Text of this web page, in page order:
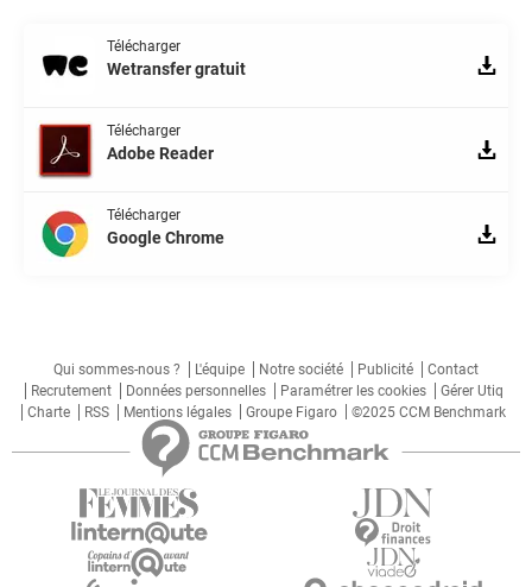
Télécharger
Wetransfer gratuit
Télécharger
Adobe Reader
Télécharger
Google Chrome
Qui sommes-nous ? L'équipe Notre société Publicité
Contact
Recrutement
Données personnelles Paramétrer les cookies
Gérer Utiq
Charte
RSS Mentions légales Groupe Figaro ©2025 CCM Benchmark